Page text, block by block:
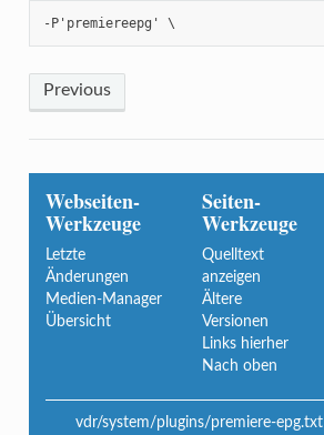
-P'premiereepg' \
Previous
Webseiten-
Werkzeuge
Letzte
Änderungen
Medien-Manager
Übersicht
Seiten-
Werkzeuge
Quelltext
anzeigen
Ältere
Versionen
Links hierher
Nach oben
vdr/system/plugins/premiere-epg.txt